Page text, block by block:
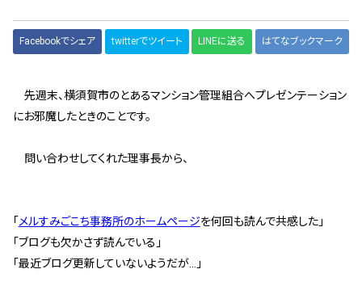
Facebookでシェア twitterでツイート LINEに送る はてなブックマーク
先週末、横須賀市のとあるマンション管理組合へプレゼンテーション
にお邪魔したときのことです。
問い合わせしてくれた理事長から、
「 メルすみごこち事務所のホームページを何回も読んで共感した」
「ブログも欠かさず読んでいる」
「最近ブログ更新していないようだが…」
メルの理事会アドバイザー »
新人管理士顧問サービス
管理契約見直しドクター »
管理費カイゼン隊 »
長期修繕カウンセリングサービス »
大規模修繕のご意見番 »